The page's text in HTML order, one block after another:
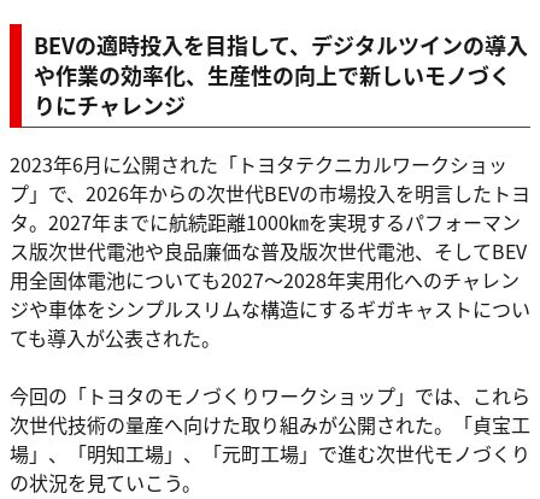
BEVの適時投入を目指して、デジタルツインの導入
や作業の効率化、生産性の向上で新しいモノづく
りにチャレンジ
2023年6月に公開された「トヨタテクニカルワークショッ
プ」で、2026年からの次世代BEVの市場投入を明言したトヨ
タ。2027年までに航続距離1000㎞を実現するパフォーマン
ス版次世代電池や良品廉価な普及版次世代電池、そしてBEV
用全固体電池についても2027〜2028年実用化へのチャレン
ジや車体をシンプルスリムな構造にするギガキャストについ
ても導入が公表された。
今回の「トヨタのモノづくりワークショップ」では、これら
次世代技術の量産へ向けた取り組みが公開された。「貞宝工
場」、「明知工場」、「元町工場」で進む次世代モノづくり
の状況を見ていこう。